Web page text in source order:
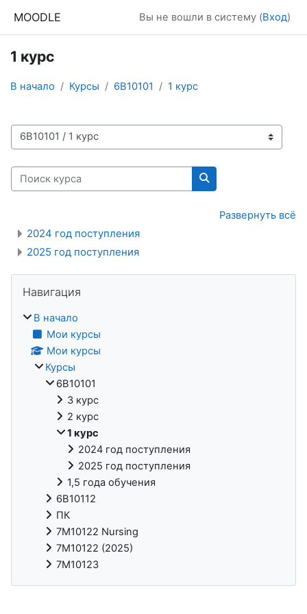
MOODLE Вы не вошли в систему (Вход)
1 курс
В начало Курсы 6В10101 1 курс
Категории курсов
Поиск курса
Поиск курса
Развернуть всё
2024 год поступления
2025 год поступления
Блоки
Навигация
В начало
Мои курсы
Мои курсы
Курсы
6В10101
3 курс
2 курс
1 курс
2024 год поступления
2025 год поступления
1,5 года обучения
6В10112
ПК
7М10122 Nursing
7М10122 (2025)
7М10123